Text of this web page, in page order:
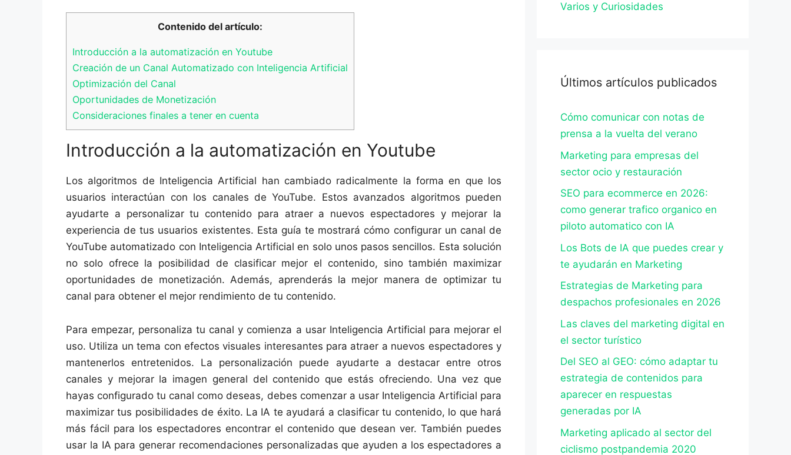
Contenido del artículo:
Introducción a la automatización en Youtube
Creación de un Canal Automatizado con Inteligencia Artificial
Optimización del Canal
Oportunidades de Monetización
Consideraciones finales a tener en cuenta
Introducción a la automatización en Youtube
Los algoritmos de Inteligencia Artificial han cambiado radicalmente la forma en que los
usuarios interactúan con los canales de YouTube. Estos avanzados algoritmos pueden
ayudarte a personalizar tu contenido para atraer a nuevos espectadores y mejorar la
experiencia de tus usuarios existentes. Esta guía te mostrará cómo configurar un canal de
YouTube automatizado con Inteligencia Artificial en solo unos pasos sencillos. Esta solución
no solo ofrece la posibilidad de clasificar mejor el contenido, sino también maximizar
oportunidades de monetización. Además, aprenderás la mejor manera de optimizar tu
canal para obtener el mejor rendimiento de tu contenido.
Para empezar, personaliza tu canal y comienza a usar Inteligencia Artificial para mejorar el
uso. Utiliza un tema con efectos visuales interesantes para atraer a nuevos espectadores y
mantenerlos entretenidos. La personalización puede ayudarte a destacar entre otros
canales y mejorar la imagen general del contenido que estás ofreciendo. Una vez que
hayas configurado tu canal como deseas, debes comenzar a usar Inteligencia Artificial para
maximizar tus posibilidades de éxito. La IA te ayudará a clasificar tu contenido, lo que hará
más fácil para los espectadores encontrar el contenido que desean ver. También puedes
usar la IA para generar recomendaciones personalizadas que ayuden a los espectadores a
Varios y Curiosidades
Últimos artículos publicados
Cómo comunicar con notas de
prensa a la vuelta del verano
Marketing para empresas del
sector ocio y restauración
SEO para ecommerce en 2026:
como generar trafico organico en
piloto automatico con IA
Los Bots de IA que puedes crear y
te ayudarán en Marketing
Estrategias de Marketing para
despachos profesionales en 2026
Las claves del marketing digital en
el sector turístico
Del SEO al GEO: cómo adaptar tu
estrategia de contenidos para
aparecer en respuestas
generadas por IA
Marketing aplicado al sector del
ciclismo postpandemia 2020